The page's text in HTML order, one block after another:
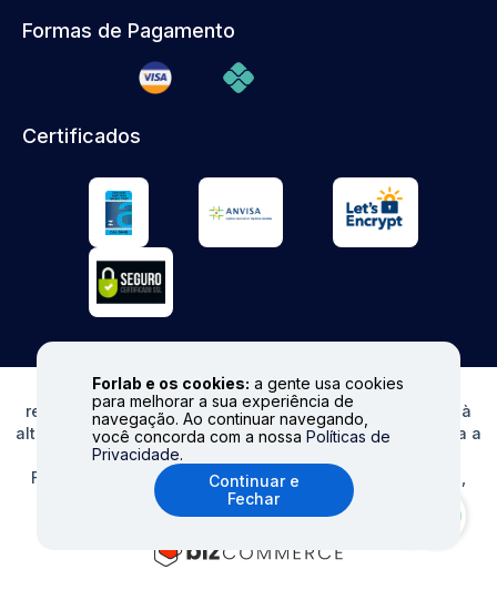
Forlab e os cookies: a gente usa cookies
para melhorar a sua experiência de
navegação. Ao continuar navegando,
você concorda com a nossa Políticas de
Privacidade.
Continuar e
Fechar
Formas de Pagamento
Certificados
© FORLAB - Todos os direitos reservados. Proibida
reprodução total ou parcial. Preços e Estoques sujeitos à
alteração sem aviso prévio. Ofertas válidas somente para a
loja virtual. Fale conosco|
Formas de pagamento aceitas: cartões de crédito (Visa,
MasterCard, Elo e American Express), boleto e Pix.